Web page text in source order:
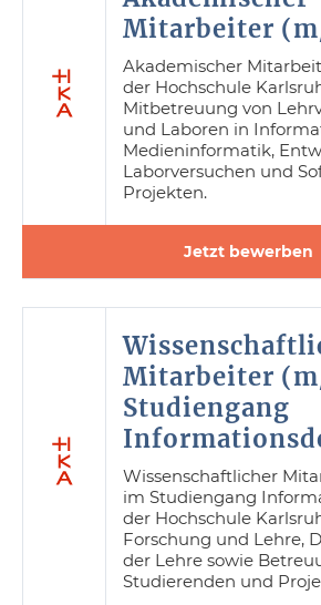
Mitarbeiter
Akademischer
der Hochschule
Mitbetreuung von
und Laboren in
Medieninformatik,
Laborversuchen und
Projekten.
Jetzt bewerben
Mitarbeiter
Studiengang
Wissenschaftlicher
im Studiengang
der Hochschule
Forschung und Lehre,
der Lehre sowie
Studierenden und